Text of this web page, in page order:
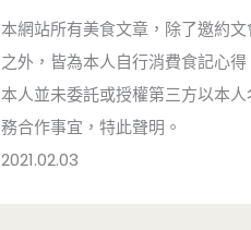
本網站所有美食文章，除了邀約
之外，皆為本人自行消費食記心得
本人並未委託或授權第三方以本
務合作事宜，特此聲明。
2021.02.03